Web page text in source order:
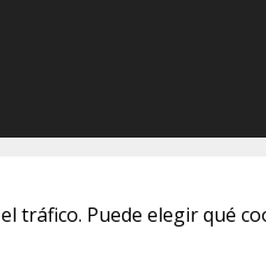
tráfico. Puede elegir qué